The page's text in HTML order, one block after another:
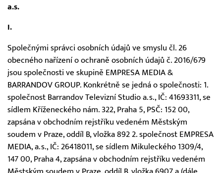
a.s.
I.
Společnými správci osobních údajů ve smyslu čl. 26
obecného nařízení o ochraně osobních údajů č. 2016/679
jsou společnosti ve skupině EMPRESA MEDIA &
BARRANDOV GROUP. Konkrétně se jedná o společnosti: 1.
společnost Barrandov Televizní Studio a.s., IČ: 41693311, se
sídlem Kříženeckého nám. 322, Praha 5, PSČ: 152 00,
zapsána v obchodním rejstříku vedeném Městským
soudem v Praze, oddíl B, vložka 892 2. společnost EMPRESA
MEDIA, a.s., IČ: 26418011, se sídlem Mikuleckého 1309/4,
147 00, Praha 4, zapsána v obchodním rejstříku vedeném